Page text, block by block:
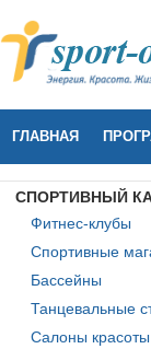
ГЛАВНАЯ
СПОРТИВНЫЙ
Фитнес-клубы
Спортивные
Бассейны
Танцевальные
Салоны красоты